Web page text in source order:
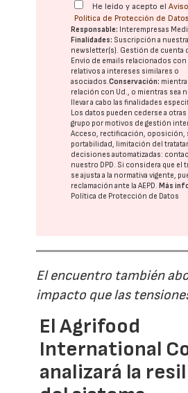
He leído y acepto el
Política de Protección de Datos
Responsable: Interempresas
Finalidades: Suscripción a
newsletter(s). Gestión de cuenta
Envío de emails relacionados con
relativos a intereses similares o
asociados.Conservación:
relación con Ud., o mientras sea
llevar a cabo las finalidades
Los datos pueden cederse a otras
grupo por motivos de gestión
Acceso, rectificación, oposición,
portabilidad, limitación del
decisiones automatizadas:
nuestro DPD. Si considera que el
se ajusta a la normativa vigente,
reclamación ante laAEPD.Más
Política de Protección de Datos
El encuentro también
impacto que las
El Agrifood
International
analizará la